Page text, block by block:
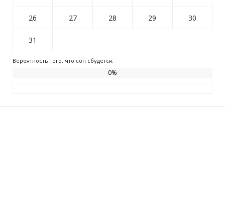
26 27 28 29 30
31
Вероятность того, что сон сбудется:
0%